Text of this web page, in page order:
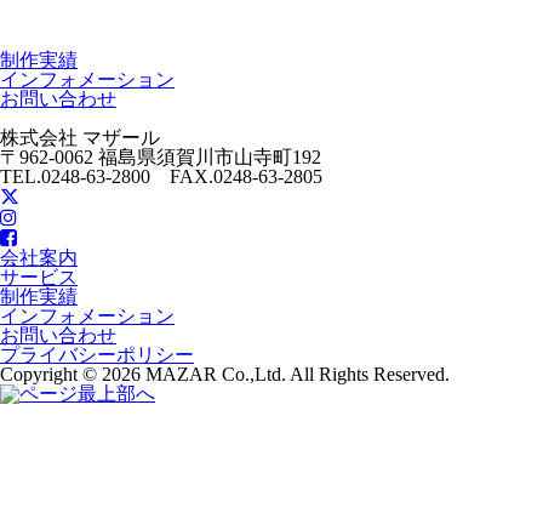
制作実績
インフォメーション
お問い合わせ
株式会社 マザール
〒962-0062 福島県須賀川市山寺町192
TEL.0248-63-2800 FAX.0248-63-2805
会社案内
サービス
制作実績
インフォメーション
お問い合わせ
プライバシーポリシー
Copyright © 2026 MAZAR Co.,Ltd. All Rights Reserved.